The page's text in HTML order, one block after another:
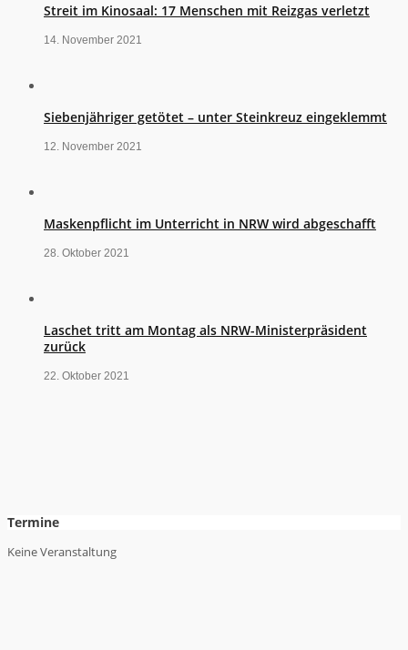
Streit im Kinosaal: 17 Menschen mit Reizgas verletzt
14. November 2021
Siebenjähriger getötet – unter Steinkreuz eingeklemmt
12. November 2021
Maskenpflicht im Unterricht in NRW wird abgeschafft
28. Oktober 2021
Laschet tritt am Montag als NRW-Ministerpräsident
zurück
22. Oktober 2021
Termine
Keine Veranstaltung